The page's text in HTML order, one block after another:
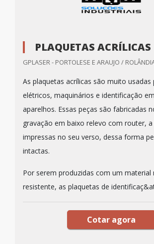
PLAQUETAS ACRÍLICAS
GPLASER - PORTOLESE E ARAUJO /
As plaquetas acrílicas são muito usadas
elétricos, maquinários e identificação
aparelhos. Essas peças são fabricadas
gravação em baixo relevo com router, a
impressas no seu verso, dessa forma
intactas.
Por serem produzidas com um material
resistente, as plaquetas de
Cotar agora